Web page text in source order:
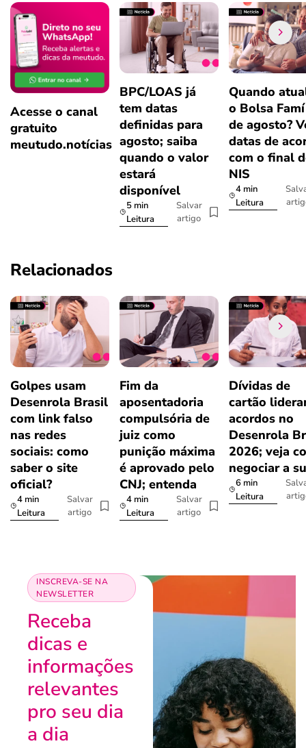
Acesse o canal
gratuito
meutudo.notícias
BPC/LOAS já
tem datas
definidas para
agosto; saiba
quando o valor
estará
disponível
5 min
Leitura
Salvar
artigo
Quando
o Bolsa
de agosto?
datas de
com o final
NIS
4 min
Leitura
Relacionados
Golpes usam
Desenrola Brasil
com link falso
nas redes
sociais: como
saber o site
oficial?
4 min
Leitura
Salvar
artigo
Fim da
aposentadoria
compulsória de
juiz como
punição máxima
é aprovado pelo
CNJ; entenda
4 min
Leitura
Salvar
artigo
Dívidas de
cartão
acordos no
Desenrola
2026; veja
negociar a
6 min
Leitura
INSCREVA-SE NA
NEWSLETTER
Receba
dicas e
informações
relevantes
pro seu dia
a dia